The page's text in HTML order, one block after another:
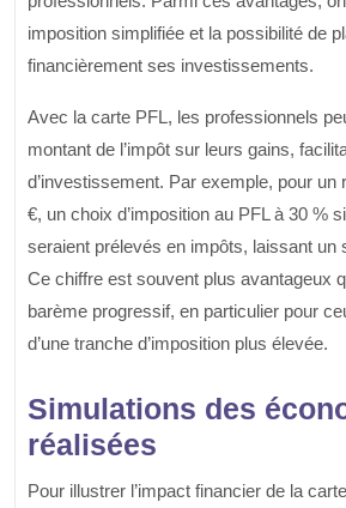
imposition simplifiée et la possibilité de
financièrement ses investissements.
Avec la carte PFL, les professionnels
montant de l’impôt sur leurs gains,
d’investissement. Par exemple, pour un
€, un choix d’imposition au PFL à 30 %
seraient prélevés en impôts, laissant un
Ce chiffre est souvent plus avantageux
barème progressif, en particulier pour
d’une tranche d’imposition plus élevée.
Simulations des
réalisées
Pour illustrer l’impact financier de la